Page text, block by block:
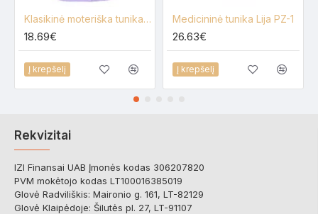
Klasikinė moteriška tunika PORTWEST LW20
18.69€
Į krepšelį
Medicininė tunika Lija PZ-1
26.63€
Į krepšelį
Rekvizitai
IZI Finansai UAB Įmonės kodas 306207820
PVM mokėtojo kodas LT100016385019
Glovė Radviliškis: Maironio g. 161, LT-82129
Glovė Klaipėdoje: Šilutės pl. 27, LT-91107